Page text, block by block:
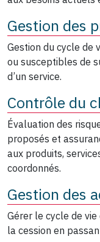
Gestion des
Gestion du cycle de
ou susceptibles de
d’un service.
Contrôle du
Évaluation des
proposés et
aux produits,
coordonnés.
Gestion des
Gérer le cycle de
la cession en